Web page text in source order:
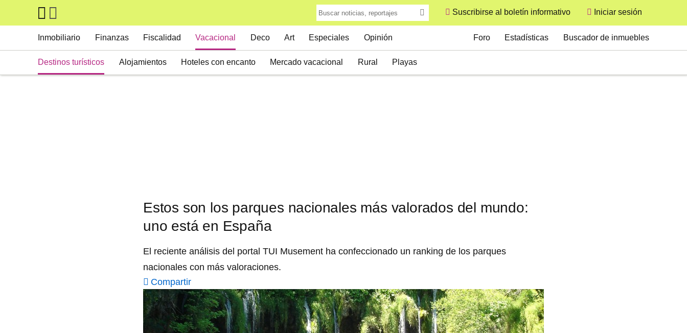
Skip to main content
Suscribirse al boletín informativo
User
Iniciar sesión
Inmobiliario Finanzas Fiscalidad Vacacional
Destinos turísticos Alojamientos Hoteles con encanto Mercado vacacional Rural Playas
Deco Art Especiales Opinión Foro Estadísticas Buscador de inmuebles
Estos son los parques nacionales más valorados del mundo:
uno está en España
El reciente análisis del portal TUI Musement ha confeccionado un ranking de los parques
nacionales con más valoraciones.
Compartir